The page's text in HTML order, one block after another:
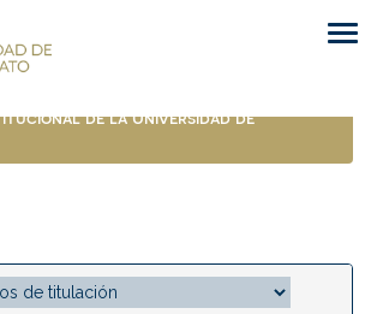
de la Universidad de